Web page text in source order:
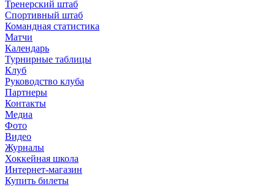
Тренерский штаб
Спортивный штаб
Командная статистика
Матчи
Календарь
Турнирные таблицы
Клуб
Руководство клуба
Партнеры
Контакты
Медиа
Фото
Видео
Журналы
Хоккейная школа
Интернет-магазин
Купить билеты